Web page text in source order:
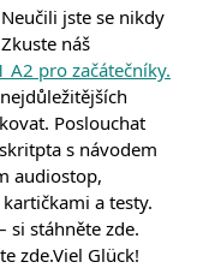
jste se nikdy
náš
A2 pro začátečníky.
Poslouchat
s návodem
audiostop,
a testy.
si stáhněte zde.
zde.Viel Glück!